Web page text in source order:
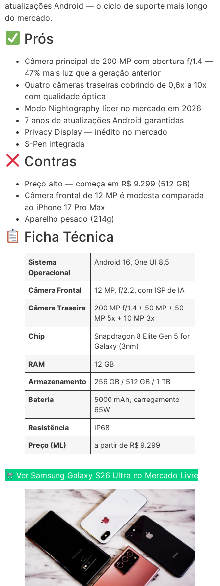
atualizações Android — o ciclo de suporte mais longo
do mercado.
Prós
Câmera principal de 200 MP com abertura f/1.4 —
47% mais luz que a geração anterior
Quatro câmeras traseiras cobrindo de 0,6x a 10x
com qualidade óptica
Modo Nightography líder no mercado em 2026
7 anos de atualizações Android garantidas
Privacy Display — inédito no mercado
S-Pen integrada
Contras
Preço alto — começa em R$ 9.299 (512 GB)
Câmera frontal de 12 MP é modesta comparada
ao iPhone 17 Pro Max
Aparelho pesado (214g)
Ficha Técnica
Sistema
Operacional
Android 16, One UI 8.5
Câmera Frontal 12 MP, f/2.2, com ISP de IA
Câmera Traseira
200 MP f/1.4 + 50 MP + 50
MP 5x + 10 MP 3x
Chip
Snapdragon 8 Elite Gen 5 for
Galaxy (3nm)
RAM 12 GB
Armazenamento 256 GB / 512 GB / 1 TB
Bateria
5000 mAh, carregamento
65W
Resistência IP68
Preço (ML) a partir de R$ 9.299
Ver Samsung Galaxy S26 Ultra no Mercado Livre